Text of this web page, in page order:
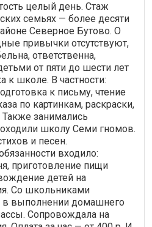
целый день. Стаж
семьях — более десяти
Северное Бутово. О
привычки отсутствуют,
ответственна,
от пяти до шести лет
к школе. В частности:
к письму, чтение
по картинкам, раскраски,
Также занимались
школу Семи гномов.
и песен.
входило:
приготовление пищи
детей на
Со школьниками
в выполнении домашнего
Сопровождала на